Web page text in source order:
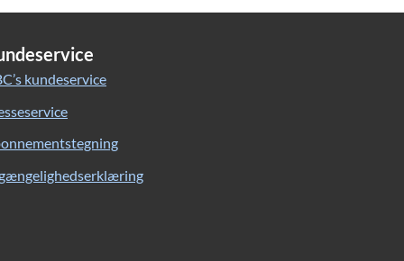
kundeservice